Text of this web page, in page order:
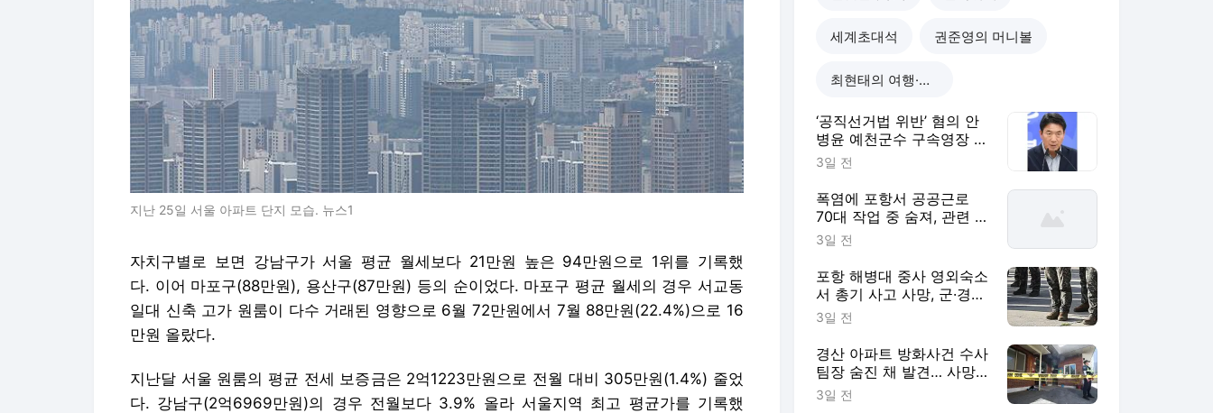
지난 25일 서울 아파트 단지 모습. 뉴스1
자치구별로 보면 강남구가 서울 평균 월세보다 21만원 높은 94만원으로 1위를 기록했
다. 이어 마포구(88만원), 용산구(87만원) 등의 순이었다. 마포구 평균 월세의 경우 서교동
일대 신축 고가 원룸이 다수 거래된 영향으로 6월 72만원에서 7월 88만원(22.4%)으로 16
만원 올랐다.
지난달 서울 원룸의 평균 전세 보증금은 2억1223만원으로 전월 대비 305만원(1.4%) 줄었
다. 강남구(2억6969만원)의 경우 전월보다 3.9% 올라 서울지역 최고 평균가를 기록했
세계초대석 권준영의 머니볼
최현태의 여행·와인홀릭
‘공직선거법 위반’ 혐의 안
병윤 예천군수 구속영장 기
각 [사건수첩]
3일 전
폭염에 포항서 공공근로
70대 작업 중 숨져, 관련 사
업 전면 중단 [사건수첩]
3일 전
포항 해병대 중사 영외숙소
서 총기 사고 사망, 군·경찰
수사 착수 [사건수첩]
3일 전
경산 아파트 방화사건 수사
팀장 숨진 채 발견… 사망
경위 조사 [사건수첩]
3일 전